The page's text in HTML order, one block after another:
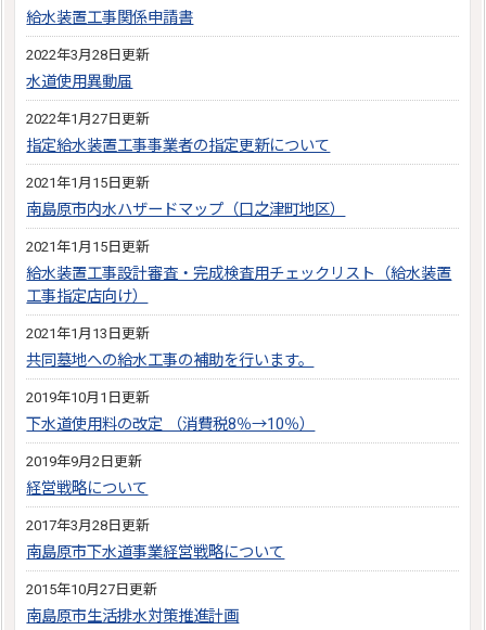
給水装置工事関係申請書
2022年3月28日更新
水道使用異動届
2022年1月27日更新
指定給水装置工事事業者の指定更新について
2021年1月15日更新
南島原市内水ハザードマップ（口之津町地区）
2021年1月15日更新
給水装置工事設計審査・完成検査用チェックリスト（給水装置
工事指定店向け）
2021年1月13日更新
共同墓地への給水工事の補助を行います。
2019年10月1日更新
下水道使用料の改定 （消費税8％→10％）
2019年9月2日更新
経営戦略について
2017年3月28日更新
南島原市下水道事業経営戦略について
2015年10月27日更新
南島原市生活排水対策推進計画